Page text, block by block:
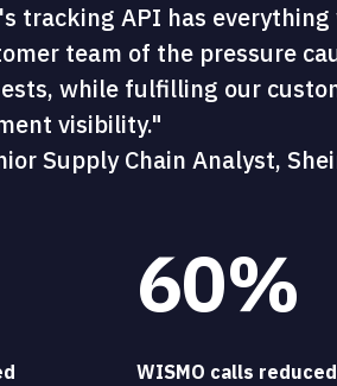
tracking API has everything
team of the pressure
while fulfilling our
visibility."
Supply Chain Analyst,
60%
WISMO calls reduced